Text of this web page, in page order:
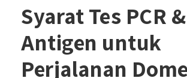
Syarat Tes PCR &
Antigen untuk
Perjalanan